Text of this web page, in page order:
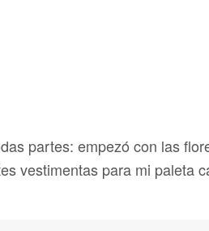
partes: empezó con las
vestimentas para mi paleta